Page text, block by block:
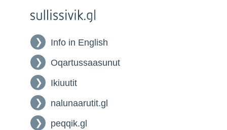
Info in English
Oqartussaasunut
Ikiuutit
nalunaarutit.gl
peqqik.gl